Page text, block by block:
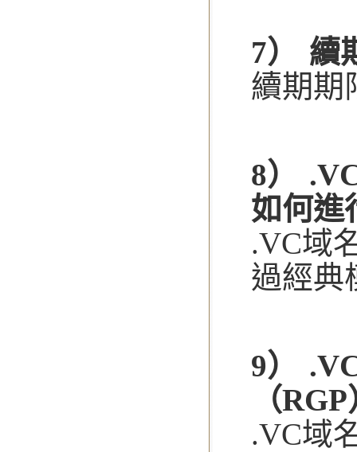
7） 續
續期期
8）
如何進
.VC域
過經典
9）
（
.VC域